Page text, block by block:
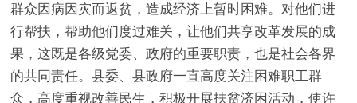
群众因病因灾而返贫，造成经济上暂时困难。对他们进
行帮扶，帮助他们度过难关，让他们共享改革发展的成
果，这既是各级党委、政府的重要职责，也是社会各界
的共同责任。县委、县政府一直高度关注困难职工群
众，高度重视改善民生，积极开展扶贫济困活动，使许